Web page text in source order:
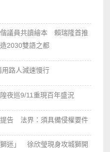
議員共讀繪本 賴瑞隆首推
2030雙語之都
路人減速慢行
夜巡9/11重現百年盛況
告 法界：須具備侵權要件
迷」 徐欣瑩現身攻城獅開